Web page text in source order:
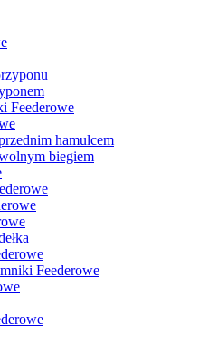
Feederowe
hamulcem
biegiem
Feederowe